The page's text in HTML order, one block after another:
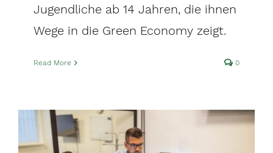
Jugendliche ab 14 Jahren, die ihnen
Wege in die Green Economy zeigt.
Read More 0